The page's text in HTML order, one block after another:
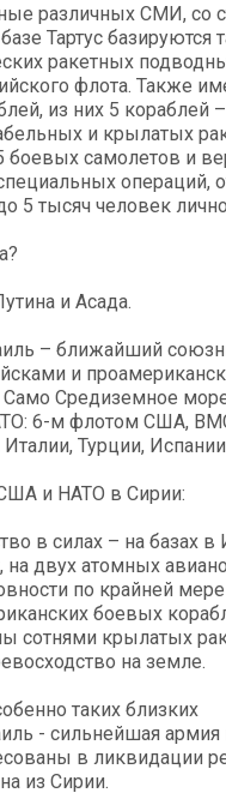
различных СМИ, со
Тартус базируются
ракетных
флота. Также
из них 5 кораблей
и крылатых
самолетов и
операций,
5 тысяч человек
и Асада.
– ближайший
и
Средиземное
6-м флотом США,
Турции,
и НАТО в Сирии:
в силах – на базах в
на двух атомных
по крайней
боевых
сотнями крылатых
на земле.
таких близких
- сильнейшая
в ликвидации
из Сирии.